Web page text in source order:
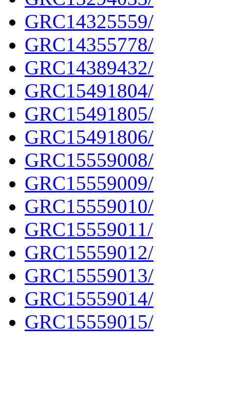
GRC14325559/
GRC14355778/
GRC14389432/
GRC15491804/
GRC15491805/
GRC15491806/
GRC15559008/
GRC15559009/
GRC15559010/
GRC15559011/
GRC15559012/
GRC15559013/
GRC15559014/
GRC15559015/